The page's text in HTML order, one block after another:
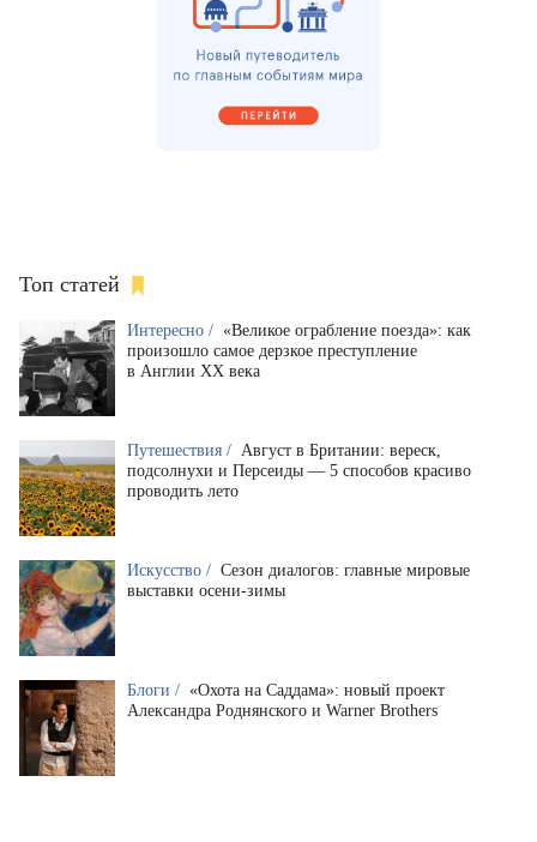
Топ статей
Интересно / «Великое ограбление поезда»: как
произошло самое дерзкое преступление
в Англии XX века
Путешествия / Август в Британии: вереск,
подсолнухи и Персеиды — 5 способов красиво
проводить лето
Искусство / Сезон диалогов: главные мировые
выставки осени-зимы
Блоги / «Охота на Саддама»: новый проект
Александра Роднянского и Warner Brothers